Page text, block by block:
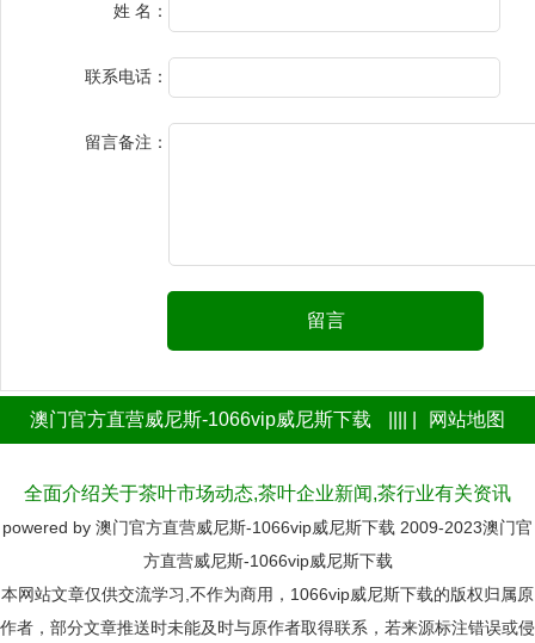
姓 名：
联系电话：
留言备注：
留言
澳门官方直营威尼斯-1066vip威尼斯下载 网站地图
全面介绍关于茶叶市场动态,茶叶企业新闻,茶行业有关资讯
powered by 澳门官方直营威尼斯-1066vip威尼斯下载 2009-2023澳门官
方直营威尼斯-1066vip威尼斯下载
本网站文章仅供交流学习,不作为商用，1066vip威尼斯下载的版权归属原
作者，部分文章推送时未能及时与原作者取得联系，若来源标注错误或侵